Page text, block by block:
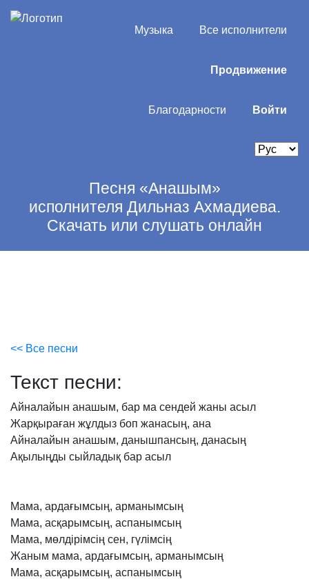
Музыка Все исполнители
Продвижение
Благодарности Войти
Песня «Анашым»
исполнителя Дильназ Ахмадиева.
Скачать или слушать онлайн
<< Все песни
Текст песни:
Айналайын анашым, бар ма сендей жаны асыл
Жарқыраған жұлдыз боп жанасың, ана
Айналайын анашым, данышпансың, данасың
Ақылыңды сыйладық бар асыл
Мама, ардағымсың, арманымсың
Мама, асқарымсың, аспанымсың
Мама, мөлдірімсің сен, гүлімсің
Жаным мама, ардағымсың, арманымсың
Мама, асқарымсың, аспанымсың